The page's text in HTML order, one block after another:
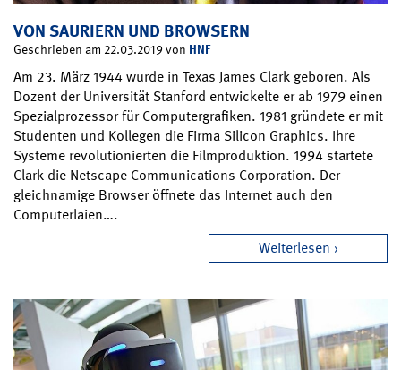
VON SAURIERN UND BROWSERN
Geschrieben am 22.03.2019 von HNF
Am 23. März 1944 wurde in Texas James Clark geboren. Als
Dozent der Universität Stanford entwickelte er ab 1979 einen
Spezialprozessor für Computergrafiken. 1981 gründete er mit
Studenten und Kollegen die Firma Silicon Graphics. Ihre
Systeme revolutionierten die Filmproduktion. 1994 startete
Clark die Netscape Communications Corporation. Der
gleichnamige Browser öffnete das Internet auch den
Computerlaien….
Weiterlesen